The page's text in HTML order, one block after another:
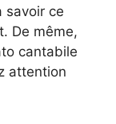
savoir ce
De même,
cantabile
attention